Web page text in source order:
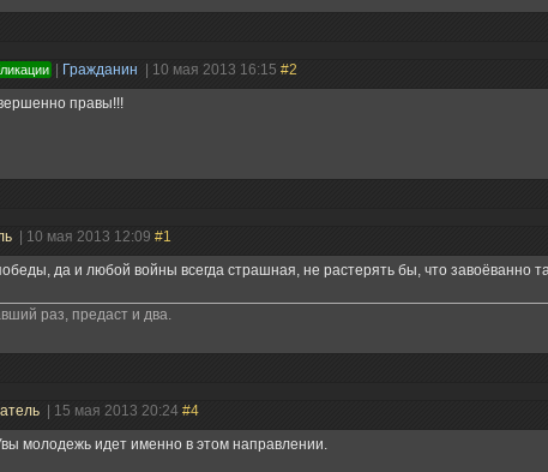
Гражданин | 10 мая 2013 16:15 #2
правы!!!
| 10 мая 2013 12:09 #1
да и любой войны всегда страшная, не растерять бы, что завоёванно
раз, предаст и два.
| 15 мая 2013 20:24 #4
молодежь идет именно в этом направлении.